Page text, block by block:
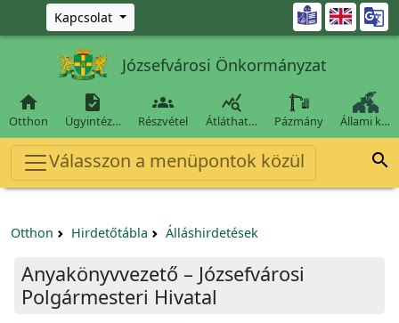
Ugrás a fő tartalomra
Kapcsolat 
Józsefvárosi Önkormányzat

Otthon

Ügyintéz…

Részvétel

Átláthat… Pázmány Állami k…
Válasszon a menüpontok közül 
Otthon Hirdetőtábla Álláshirdetések
Anyakönyvvezető – Józsefvárosi
Polgármesteri Hivatal